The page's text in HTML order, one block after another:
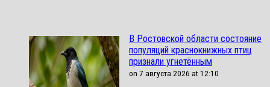
В Ростовской области состояние
популяций краснокнижных птиц
признали угнетённым
on 7 августа 2026 at 12:10